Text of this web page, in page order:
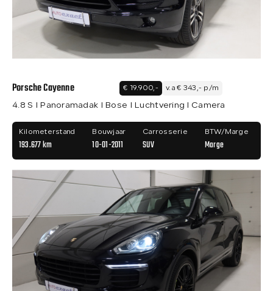
Porsche Cayenne € 19.900,- v.a € 343,- p/m
4.8 S I Panoramadak I Bose I Luchtvering I Camera
Kilometerstand
193.677 km
Bouwjaar
10-01-2011
Carrosserie
SUV
BTW/Marge
Marge